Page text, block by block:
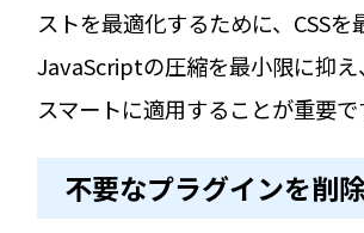
ストを最適化するために、CSSを
JavaScriptの圧縮を最小限に抑え
スマートに適用することが重要で
不要なプラグインを削